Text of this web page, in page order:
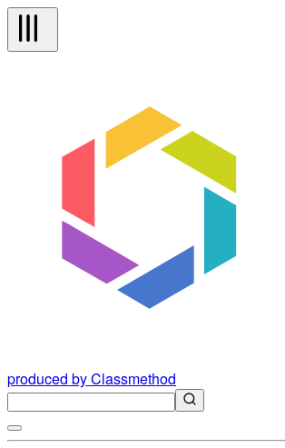
produced by Classmethod